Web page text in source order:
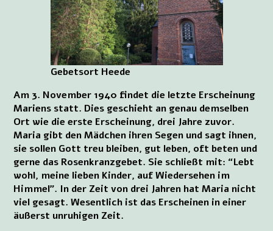
Gebetsort Heede
Am 3. November 1940 findet die letzte Erscheinung
Mariens statt. Dies geschieht an genau demselben
Ort wie die erste Erscheinung, drei Jahre zuvor.
Maria gibt den Mädchen ihren Segen und sagt ihnen,
sie sollen Gott treu bleiben, gut leben, oft beten und
gerne das Rosenkranzgebet. Sie schließt mit: “Lebt
wohl, meine lieben Kinder, auf Wiedersehen im
Himmel”. In der Zeit von drei Jahren hat Maria nicht
viel gesagt. Wesentlich ist das Erscheinen in einer
äußerst unruhigen Zeit.